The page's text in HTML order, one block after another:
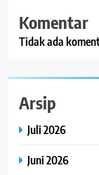
Komentar
Tidak ada
Arsip
Juli 2026
Juni 2026